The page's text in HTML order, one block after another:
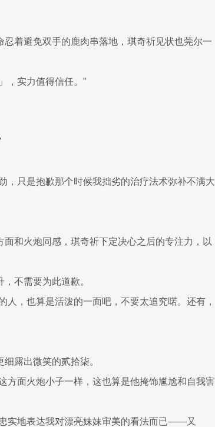
着避免双手的鹿肉串落地，琪奇祈见状也莞尔一
，实力值得信任。”
，只是抱歉那个时候我拙劣的治疗法术弥补不满大
和火炮同感，琪奇祈下定决心之后的专注力，以
不需要为此道歉。
人，也算是活泼的一面吧，不要太追究喏。还有，
露出微笑的贰拾柒。
方面火炮小子一样，这也算是他掩饰尴尬和自我害
实地表达我对漂亮妹妹审美的看法而已——又